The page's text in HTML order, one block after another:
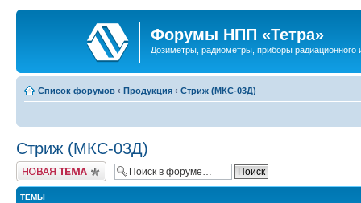
Форумы НПП «Тетра»
Дозиметры, радиометры, приборы радиационного
Список форумов ‹ Продукция ‹ Стриж (МКС-03Д)
Стриж (МКС-03Д)
Новая тема
ТЕМЫ